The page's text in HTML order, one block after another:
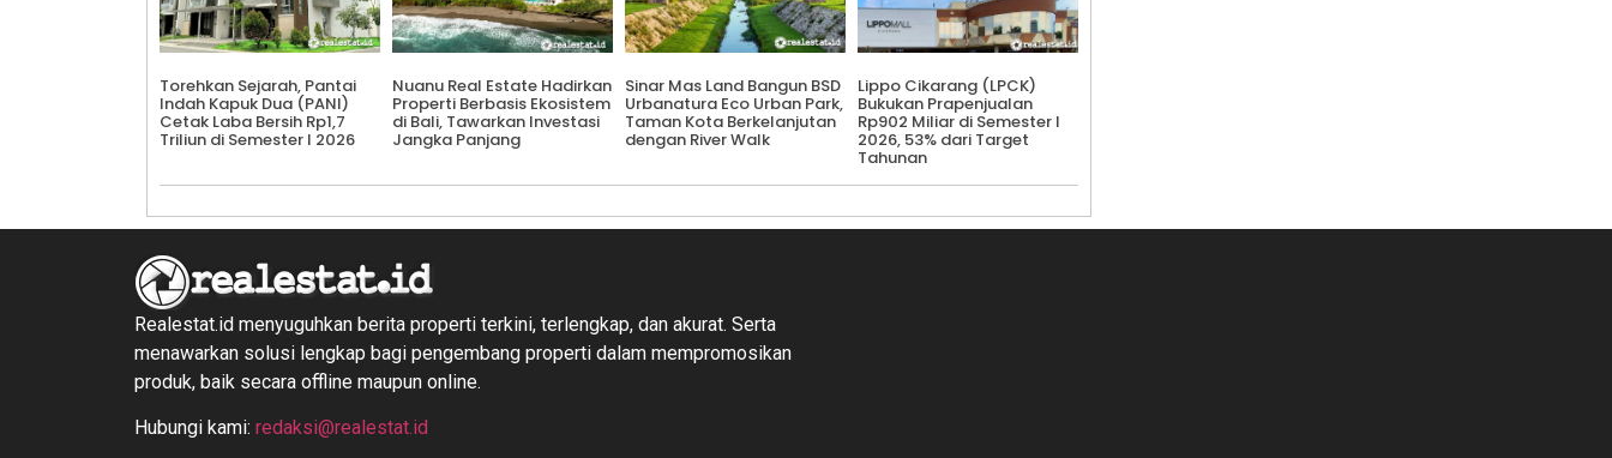
Torehkan Sejarah, Pantai
Indah Kapuk Dua (PANI)
Cetak Laba Bersih Rp1,7
Triliun di Semester I 2026
Nuanu Real Estate Hadirkan
Properti Berbasis Ekosistem
di Bali, Tawarkan Investasi
Jangka Panjang
Sinar Mas Land Bangun BSD
Urbanatura Eco Urban Park,
Taman Kota Berkelanjutan
dengan River Walk
Lippo Cikarang (LPCK)
Bukukan Prapenjualan
Rp902 Miliar di Semester I
2026, 53% dari Target
Tahunan
Realestat.id menyuguhkan berita properti terkini, terlengkap, dan akurat. Serta
menawarkan solusi lengkap bagi pengembang properti dalam mempromosikan
produk, baik secara offline maupun online.
Hubungi kami: redaksi@realestat.id